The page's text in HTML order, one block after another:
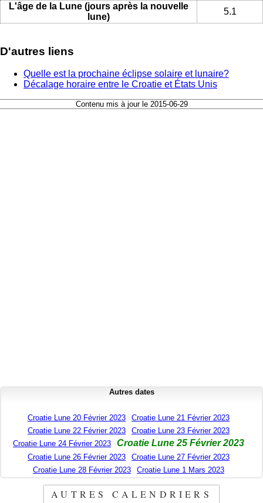
L'âge de la Lune (jours après la nouvelle
lune)
5.1
D'autres liens
Quelle est la prochaine éclipse solaire et lunaire?
Décalage horaire entre le Croatie et États Unis
Contenu mis à jour le 2015-06-29
Autres dates
Croatie Lune 20 Février 2023
Croatie Lune 21 Février 2023
Croatie Lune 22 Février 2023
Croatie Lune 23 Février 2023
Croatie Lune 24 Février 2023
Croatie Lune 25 Février 2023
Croatie Lune 26 Février 2023
Croatie Lune 27 Février 2023
Croatie Lune 28 Février 2023
Croatie Lune 1 Mars 2023
AUTRES CALENDRIERS